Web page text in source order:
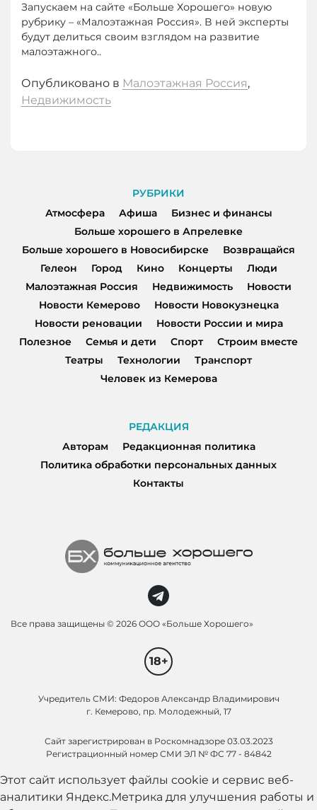
Запускаем на сайте «Больше Хорошего» новую
рубрику – «Малоэтажная Россия». В ней эксперты
будут делиться своим взглядом на развитие
малоэтажного..
Опубликовано в Малоэтажная Россия,
Недвижимость
РУБРИКИ
Атмосфера
Афиша
Бизнес и финансы
Больше хорошего в Апрелевке
Больше хорошего в Новосибирске
Возвращайся
Гелеон
Город Кино Концерты
Люди
Малоэтажная Россия
Недвижимость
Новости
Новости Кемерово
Новости Новокузнецка
Новости реновации
Новости России и мира
Полезное
Семья и дети Спорт
Строим вместе
Театры
Технологии
Транспорт
Человек из Кемерова
РЕДАКЦИЯ
Авторам
Редакционная политика
Политика обработки персональных данных
Контакты
Все права защищены © 2026 ООО «Больше Хорошего»
18+
Учредитель СМИ: Федоров Александр Владимирович
г. Кемерово, пр. Молодежный, 17
Сайт зарегистрирован в Роскомнадзоре 03.03.2023
Регистрационный номер СМИ ЭЛ № ФС 77 - 84842
Этот сайт использует файлы cookie и сервис веб-
аналитики Яндекс.Метрика для улучшения работы и